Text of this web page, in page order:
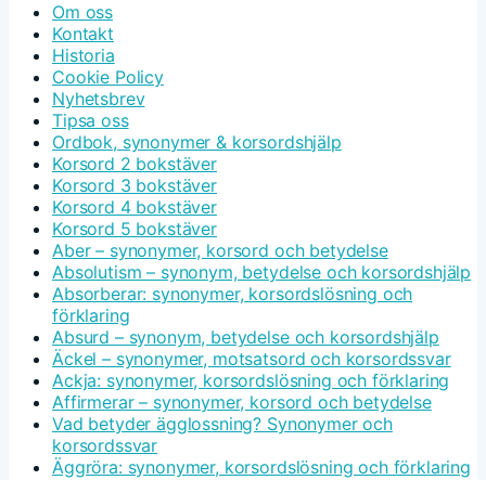
Om oss
Kontakt
Historia
Cookie Policy
Nyhetsbrev
Tipsa oss
Ordbok, synonymer & korsordshjälp
Korsord 2 bokstäver
Korsord 3 bokstäver
Korsord 4 bokstäver
Korsord 5 bokstäver
Aber – synonymer, korsord och betydelse
Absolutism – synonym, betydelse och korsordshjälp
Absorberar: synonymer, korsordslösning och
förklaring
Absurd – synonym, betydelse och korsordshjälp
Äckel – synonymer, motsatsord och korsordssvar
Ackja: synonymer, korsordslösning och förklaring
Affirmerar – synonymer, korsord och betydelse
Vad betyder ägglossning? Synonymer och
korsordssvar
Äggröra: synonymer, korsordslösning och förklaring